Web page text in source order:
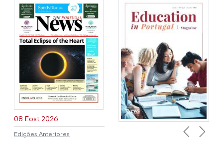
08 Eost 2026
Edições Anteriores Previous
Next